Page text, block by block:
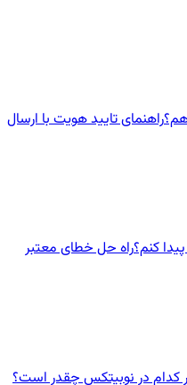
راهنمای تایید هویت با ارسال
کنم؟راه حل خطای معتبر
در نوبیتکس چقدر است؟